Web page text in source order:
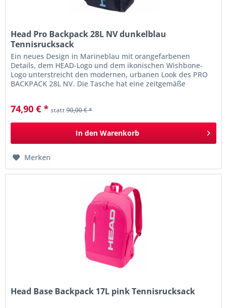
Head Pro Backpack 28L NV dunkelblau
Tennisrucksack
Ein neues Design in Marineblau mit orangefarbenen
Details, dem HEAD-Logo und dem ikonischen Wishbone-
Logo unterstreicht den modernen, urbanen Look des PRO
BACKPACK 28L NV. Die Tasche hat eine zeitgemäße
74,90 € * statt90,00 € *
In den Warenkorb
Merken
Head Base Backpack 17L pink Tennisrucksack